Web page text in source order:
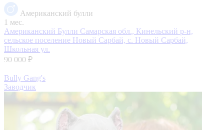
Американский булли
1 мес.
Американский Булли Самарская обл., Кинельский р-н,
сельское поселение Новый Сарбай, с. Новый Сарбай,
Школьная ул.
90 000 ₽
Bully Gang's
Заводчик